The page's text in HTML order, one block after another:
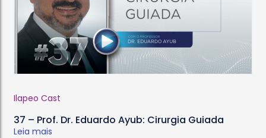
Ilapeo Cast
37 – Prof. Dr. Eduardo Ayub: Cirurgia Guiada
Leia mais